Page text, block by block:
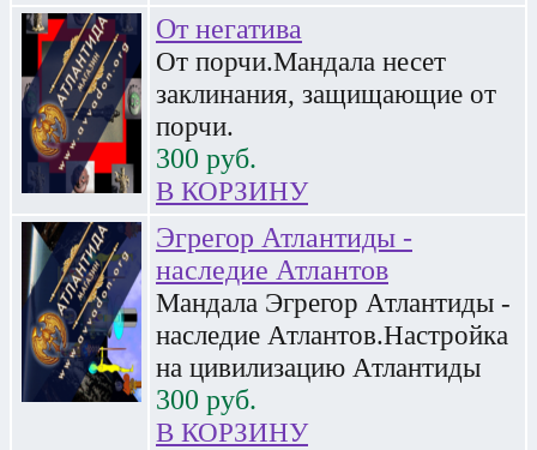
От негатива
От порчи.Мандала несет
заклинания, защищающие от
порчи.
300 руб.
В КОРЗИНУ
Эгрегор Атлантиды -
наследие Атлантов
Мандала Эгрегор Атлантиды -
наследие Атлантов.Настройка
на цивилизацию Атлантиды
300 руб.
В КОРЗИНУ